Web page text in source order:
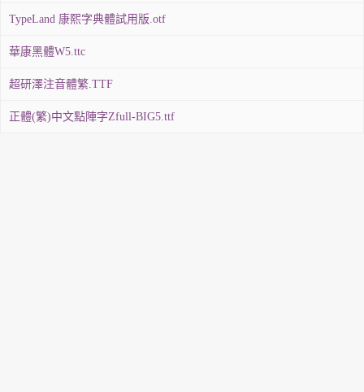
TypeLand 康熙字典體試用版.otf
華康黑體W5.ttc
超研澤注音體繁.TTF
正體(繁)中文點陣字Zfull-BIG5.ttf